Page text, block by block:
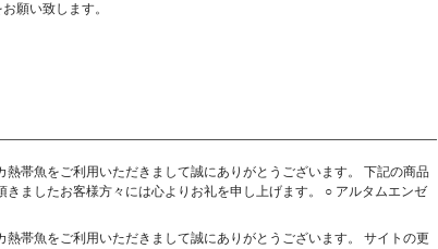
願い致します。
熱帯魚をご利用いただきまして誠にありがとうございます。 下記の商品
ましたお客様方々には心よりお礼を申し上げます。 ○ アルタムエンゼ
熱帯魚をご利用いただきまして誠にありがとうございます。 サイトの更